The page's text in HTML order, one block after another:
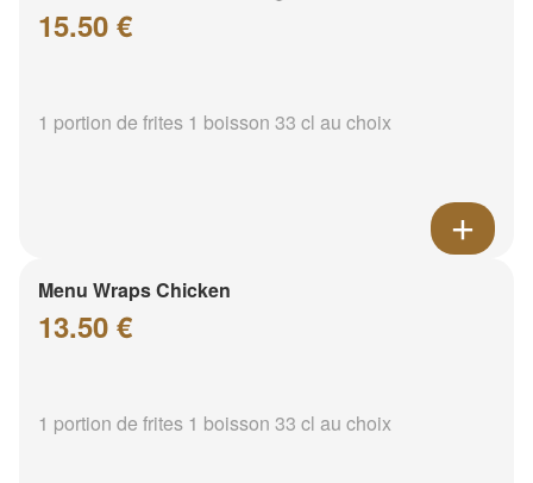
15.50 €
1 portion de frites 1 boisson 33 cl au choix
Menu Wraps Chicken
13.50 €
1 portion de frites 1 boisson 33 cl au choix